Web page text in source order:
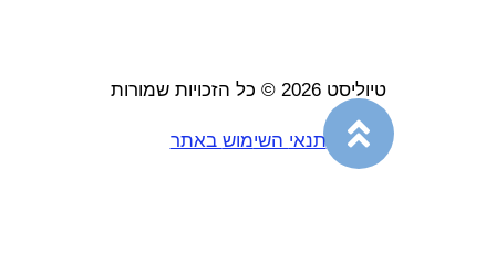
טיוליסט 2026 © כל הזכויות שמורות
תנאי השימוש באתר